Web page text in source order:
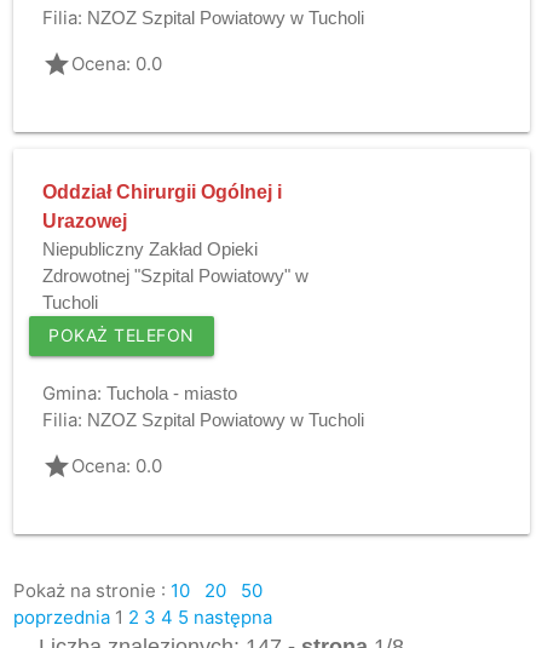
Filia: NZOZ Szpital Powiatowy w Tucholi
gradeOcena: 0.0
Oddział Chirurgii Ogólnej i
Urazowej
Niepubliczny Zakład Opieki
Zdrowotnej "Szpital Powiatowy" w
Tucholi
POKAŻ TELEFON
Gmina: Tuchola - miasto
Filia: NZOZ Szpital Powiatowy w Tucholi
gradeOcena: 0.0
Pokaż na stronie : 10 20
50
poprzednia 1 2 3 4 5 następna